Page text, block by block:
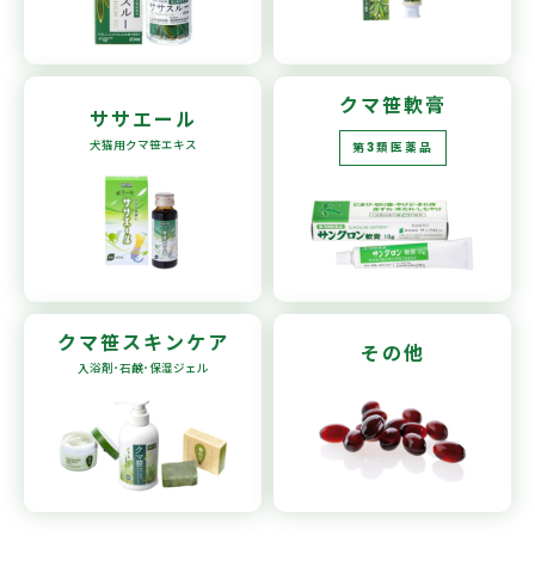
ササエール
犬猫用クマ笹エキス
クマ笹軟膏
第3類医薬品
クマ笹スキンケア
入浴剤･石鹸･保湿ジェル
その他